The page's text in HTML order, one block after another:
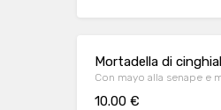
Mortadella di
Con mayo alla senape e
10.00 €